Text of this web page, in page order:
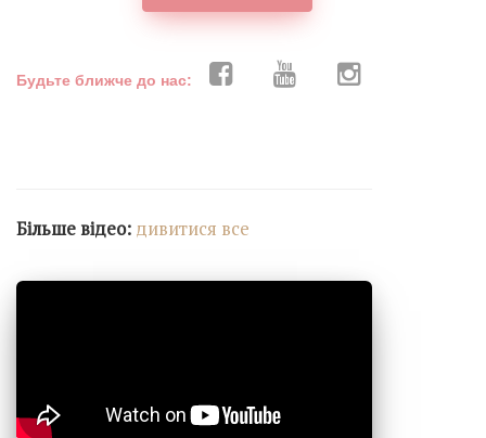
Будьте ближче до нас:
Більше відео: дивитися все